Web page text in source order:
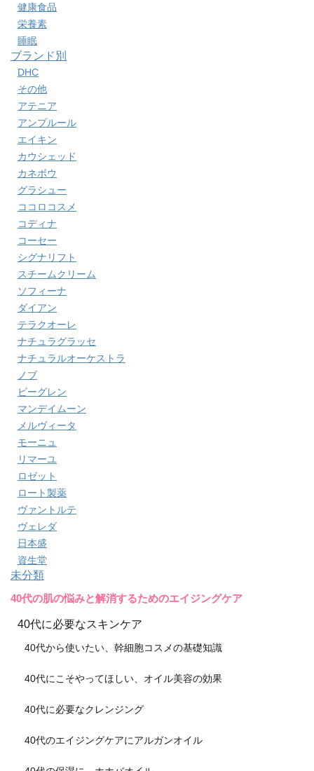
健康食品
栄養素
睡眠
ブランド別
DHC
その他
アテニア
アンプルール
エイキン
カウシェッド
カネボウ
グラシュー
ココロコスメ
コディナ
コーセー
シグナリフト
スチームクリーム
ソフィーナ
ダイアン
テラクオーレ
ナチュラグラッセ
ナチュラルオーケストラ
ノブ
ビーグレン
マンデイムーン
メルヴィータ
モーニュ
リマーユ
ロゼット
ロート製薬
ヴァントルテ
ヴェレダ
日本盛
資生堂
未分類
40代の肌の悩みと解消するためのエイジングケア
40代に必要なスキンケア
40代から使いたい、幹細胞コスメの基礎知識
40代にこそやってほしい、オイル美容の効果
40代に必要なクレンジング
40代のエイジングケアにアルガンオイル